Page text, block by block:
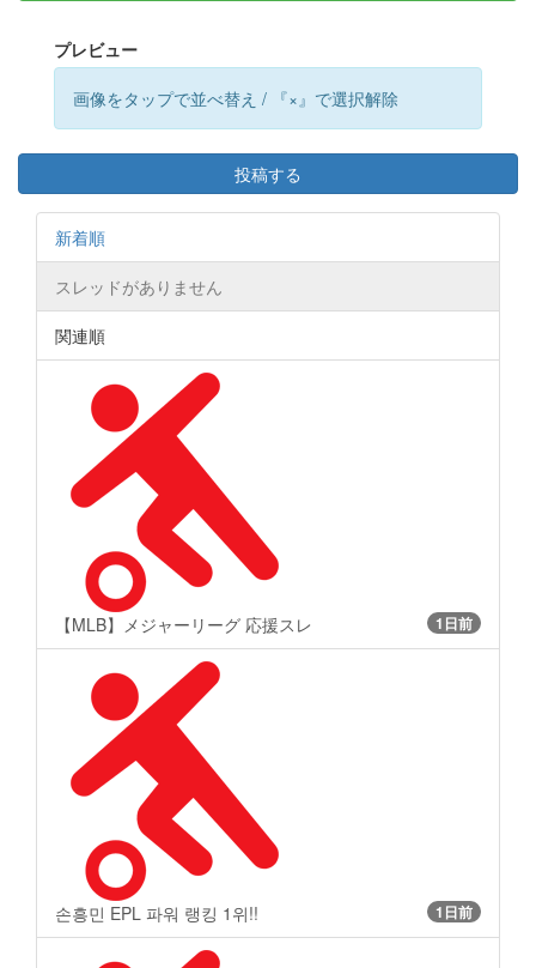
プレビュー
画像をタップで並べ替え / 『×』で選択解除
投稿する
新着順
スレッドがありません
関連順
【MLB】メジャーリーグ 応援スレ 1日前
손흥민 EPL 파워 랭킹 1위!! 1日前